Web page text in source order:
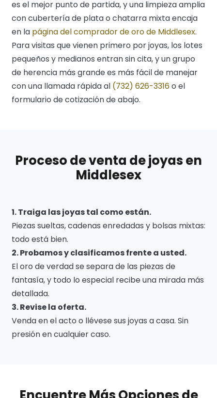
es el mejor punto de partida, y una limpieza amplia
con cubertería de plata o chatarra mixta encaja
en la página del comprador de oro de Middlesex.
Para visitas que vienen primero por joyas, los lotes
pequeños y medianos entran sin cita, y un grupo
de herencia más grande es más fácil de manejar
con una llamada rápida al (732) 626-3316o el
formulario de cotización de abajo.
Proceso de venta de joyas en
Middlesex
1. Traiga las joyas tal como están.
Piezas sueltas, cadenas enredadas y bolsas mixtas:
todo está bien.
2. Probamos y clasificamos frente a usted.
El oro de verdad se separa de las piezas de
fantasía, y todo lo especial recibe una mirada más
detallada.
3. Revise la oferta.
Venda en el acto o llévese sus joyas a casa. Sin
presión en cualquier caso.